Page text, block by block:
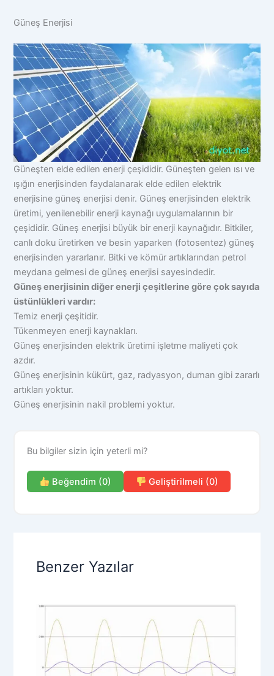
Güneş Enerjisi
Güneşten elde edilen enerji çeşididir. Güneşten gelen ısı ve
ışığın enerjisinden faydalanarak elde edilen elektrik
enerjisine güneş enerjisi denir. Güneş enerjisinden elektrik
üretimi, yenilenebilir enerji kaynağı uygulamalarının bir
çeşididir. Güneş enerjisi büyük bir enerji kaynağıdır. Bitkiler,
canlı doku üretirken ve besin yaparken (fotosentez) güneş
enerjisinden yararlanır. Bitki ve kömür artıklarından petrol
meydana gelmesi de güneş enerjisi sayesindedir.
Güneş enerjisinin diğer enerji çeşitlerine göre çok sayıda
üstünlükleri vardır:
Temiz enerji çeşitidir.
Tükenmeyen enerji kaynakları.
Güneş enerjisinden elektrik üretimi işletme maliyeti çok
azdır.
Güneş enerjisinin kükürt, gaz, radyasyon, duman gibi zararlı
artıkları yoktur.
Güneş enerjisinin nakil problemi yoktur.
Bu bilgiler sizin için yeterli mi?
Beğendim (0) Geliştirilmeli (0)
Benzer Yazılar